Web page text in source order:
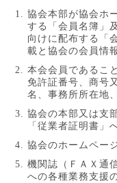
協会本部が協会ホ
する「会員名簿」
向けに配布する「
載と協会の会員情
本会会員であるこ
免許証番号、商号
名、事務所所在地
協会の本部又は支
「従業者証明書」
協会のホームペー
機関誌（ＦＡＸ通
への各種業務支援